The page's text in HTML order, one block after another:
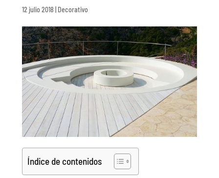
12 julio 2018 Decorativo
Índice de contenidos